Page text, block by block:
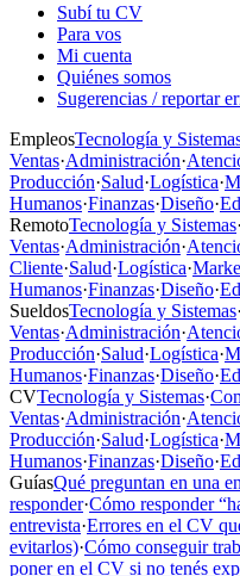
Subí tu CV
Para vos
Mi cuenta
Quiénes somos
Sugerencias / reportar
EmpleosTecnología y
Ventas·Administración·
Producción·Salud·Logística·
Humanos·Finanzas·Diseño·
RemotoTecnología y Sistemas·
Ventas·Administración·
Cliente·Salud·Logística·
Humanos·Finanzas·Diseño·
SueldosTecnología y Sistemas·
Ventas·Administración·
Producción·Salud·Logística·
Humanos·Finanzas·Diseño·
CVTecnología y Sistemas·
Ventas·Administración·
Producción·Salud·Logística·
Humanos·Finanzas·Diseño·
GuíasQué preguntan en una
responder·Cómo responder
entrevista·Errores en el CV
evitarlos)·Cómo conseguir
poner en el CV si no tenés